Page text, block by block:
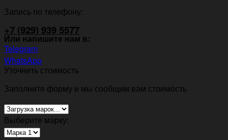
Запись по телефону:
+7 (929) 939 5577
Или напишите нам в:
Telegram
WhatsApp
Уточнить стоимость
Заполните форму и мы сообщим вам стоимость
Выберите марку: